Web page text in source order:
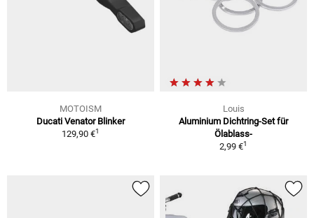
MOTOISM
Ducati Venator Blinker
129,90 €1
Louis
Aluminium Dichtring-Set für
Ölablass-
2,99 €1